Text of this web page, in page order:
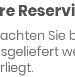
Sie